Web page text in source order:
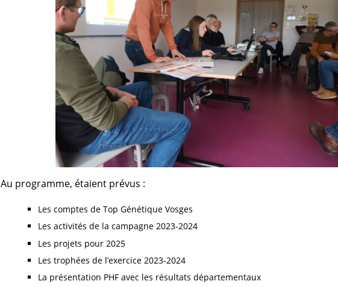
Au programme, étaient prévus :
Les comptes de Top Génétique Vosges
Les activités de la campagne 2023-2024
Les projets pour 2025
Les trophées de l’exercice 2023-2024
La présentation PHF avec les résultats départementaux